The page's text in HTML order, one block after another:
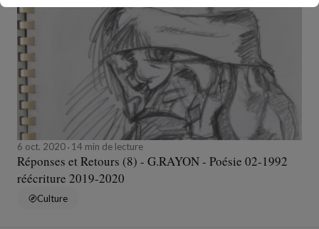
6 oct. 2020 14 min de lecture
Réponses et Retours (8) - G.RAYON - Poésie 02-1992
réécriture 2019-2020
Culture